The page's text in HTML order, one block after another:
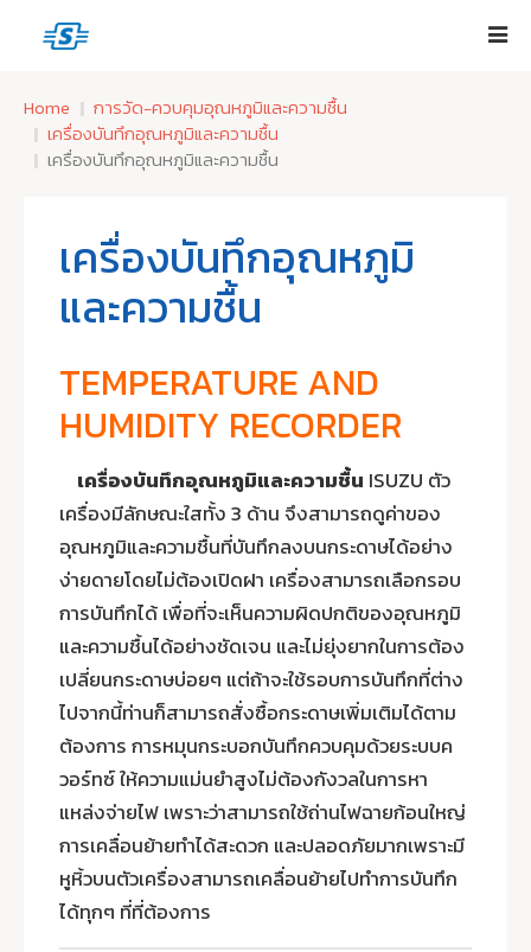
Home
การวัด-ควบคุมอุณหภูมิและความชื้น
เครื่องบันทึกอุณหภูมิและความชื้น
เครื่องบันทึกอุณหภูมิและความชื้น
เครื่องบันทึกอุณหภูมิ
และความชื้น
TEMPERATURE AND
HUMIDITY RECORDER
เครื่องบันทึกอุณหภูมิและความชื้น ISUZU ตัว
เครื่องมีลักษณะใสทั้ง 3 ด้าน จึงสามารถดูค่าของ
อุณหภูมิและความชื้นที่บันทึกลงบนกระดาษได้อย่าง
ง่ายดายโดยไม่ต้องเปิดฝา เครื่องสามารถเลือกรอบ
การบันทึกได้ เพื่อที่จะเห็นความผิดปกติของอุณหภูมิ
และความชื้นได้อย่างชัดเจน และไม่ยุ่งยากในการต้อง
เปลี่ยนกระดาษบ่อยๆ แต่ถ้าจะใช้รอบการบันทึกที่ต่าง
ไปจากนี้ท่านก็สามารถสั่งซื้อกระดาษเพิ่มเติมได้ตาม
ต้องการ การหมุนกระบอกบันทึกควบคุมด้วยระบบค
วอร์ทซ์ ให้ความแม่นยำสูงไม่ต้องกังวลในการหา
แหล่งจ่ายไฟ เพราะว่าสามารถใช้ถ่านไฟฉายก้อนใหญ่
การเคลื่อนย้ายทำได้สะดวก และปลอดภัยมากเพราะมี
หูหิ้วบนตัวเครื่องสามารถเคลื่อนย้ายไปทำการบันทึก
ได้ทุกๆ ที่ที่ต้องการ